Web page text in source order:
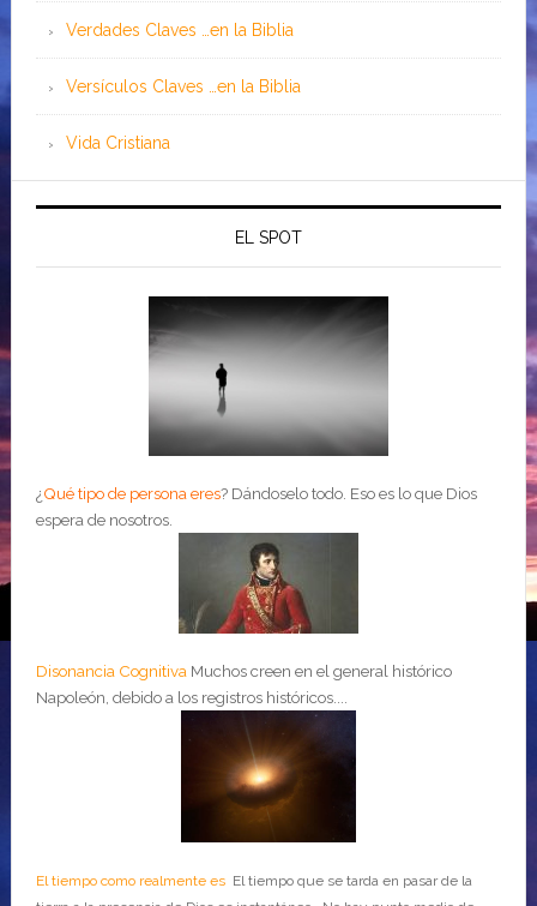
Verdades Claves …en la Biblia
Versículos Claves …en la Biblia
Vida Cristiana
EL SPOT
¿Qué tipo de persona eres? Dándoselo todo. Eso es lo que Dios
espera de nosotros.
Disonancia Cognitiva Muchos creen en el general histórico
Napoleón, debido a los registros históricos....
El tiempo como realmente esEl tiempo que se tarda en pasar de la